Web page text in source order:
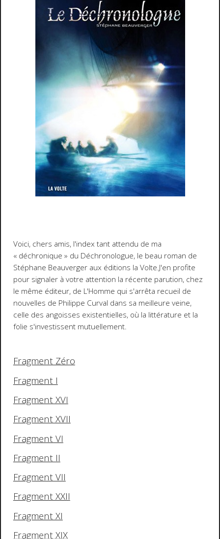
Voici, chers amis, l'index tant attendu de ma
« déchronique » du Déchronologue, le beau roman de
Stéphane Beauverger aux éditions la Volte.J'en profite
pour signaler à votre attention la récente parution, chez
le même éditeur, de L'Homme qui s'arrêta recueil de
nouvelles de Philippe Curval dans sa meilleure veine,
celle des angoisses existentielles, où la littérature et la
folie s'investissent mutuellement.
Fragment Zéro
Fragment I
Fragment XVI
Fragment XVII
Fragment VI
Fragment II
Fragment VII
Fragment XXII
Fragment XI
Fragment XIX